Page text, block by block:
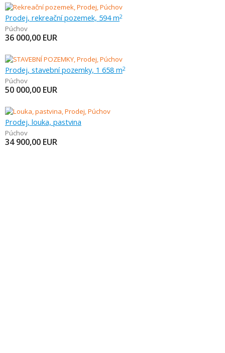
Prodej, rekreační pozemek, 594 m2
Púchov
36 000,00 EUR
Prodej, stavební pozemky, 1 658 m2
Púchov
50 000,00 EUR
Prodej, louka, pastvina
Púchov
34 900,00 EUR